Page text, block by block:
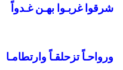
شرقوا غربـوا بهـن غـدواً
ورواحـاً تزحلقـاً وارتطامـا